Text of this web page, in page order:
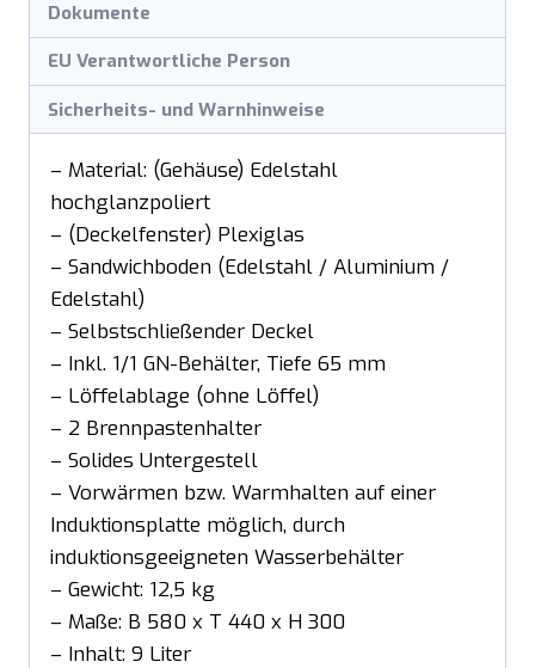
Dokumente
EU Verantwortliche Person
Sicherheits- und Warnhinweise
– Material: (Gehäuse) Edelstahl
hochglanzpoliert
– (Deckelfenster) Plexiglas
– Sandwichboden (Edelstahl / Aluminium /
Edelstahl)
– Selbstschließender Deckel
– Inkl. 1/1 GN-Behälter, Tiefe 65 mm
– Löffelablage (ohne Löffel)
– 2 Brennpastenhalter
– Solides Untergestell
– Vorwärmen bzw. Warmhalten auf einer
Induktionsplatte möglich, durch
induktionsgeeigneten Wasserbehälter
– Gewicht: 12,5 kg
– Maße: B 580 x T 440 x H 300
– Inhalt: 9 Liter